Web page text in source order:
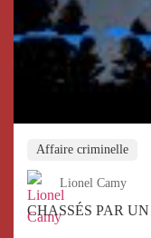
Affaire criminelle
Lionel Camy
CHASSÉS PAR